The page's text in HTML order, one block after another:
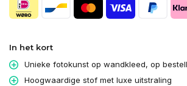
In het kort
Unieke fotokunst op wandkleed, op
Hoogwaardige stof met luxe uitstraling